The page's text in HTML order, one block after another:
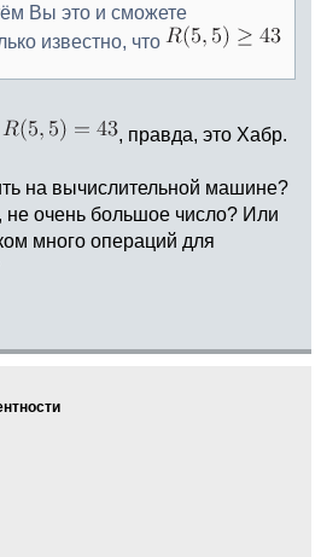
Вы это и сможете
известно, что
, правда, это Хабр.
на вычислительной машине?
не очень большое число? Или
много операций для